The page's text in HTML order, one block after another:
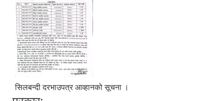
सिलबन्दी दरभाउपत्र आव्हानको सूचना ।